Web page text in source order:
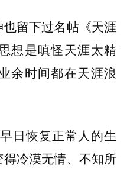
留下过名帖《天涯
想是嗔怪天涯太精
余时间都在天涯浪
日恢复正常人的生
冷漠无情、不知所